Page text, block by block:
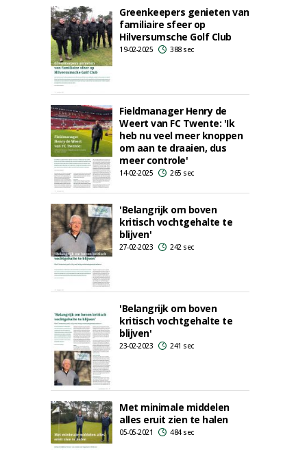
Greenkeepers genieten van
familiaire sfeer op
Hilversumsche Golf Club
19-02-2025 388 sec
Fieldmanager Henry de
Weert van FC Twente: 'Ik
heb nu veel meer knoppen
om aan te draaien, dus
meer controle'
14-02-2025 265 sec
'Belangrijk om boven
kritisch vochtgehalte te
blijven'
27-02-2023 242 sec
'Belangrijk om boven
kritisch vochtgehalte te
blijven'
23-02-2023 241 sec
Met minimale middelen
alles eruit zien te halen
05-05-2021 484 sec